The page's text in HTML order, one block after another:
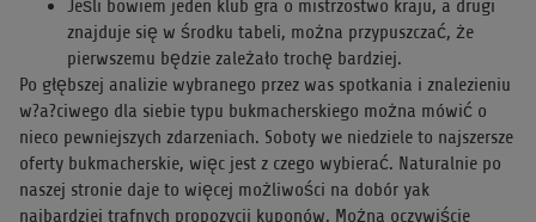
Jeśli bowiem jeden klub gra o mistrzostwo kraju, a drugi
znajduje się w środku tabeli, można przypuszczać, że
pierwszemu będzie zależało trochę bardziej.
Po głębszej analizie wybranego przez was spotkania i znalezieniu
w?a?ciwego dla siebie typu bukmacherskiego można mówić o
nieco pewniejszych zdarzeniach. Soboty we niedziele to najszersze
oferty bukmacherskie, więc jest z czego wybierać. Naturalnie po
naszej stronie daje to więcej możliwości na dobór yak
najbardziej trafnych propozycji kuponów. Można oczywiście